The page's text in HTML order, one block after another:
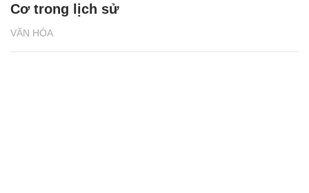
VĂN HÓA
Cơ trong lịch sử